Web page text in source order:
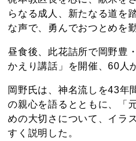
らなる成人、新たなる道を
な声で、勇んでおつとめを
昼食後、此花詰所で岡野豊
かえり講話」を開催、60人
岡野氏は、神名流しを43年
の親心を語るとともに、「
めの大切さについて、イラ
すく説明した。